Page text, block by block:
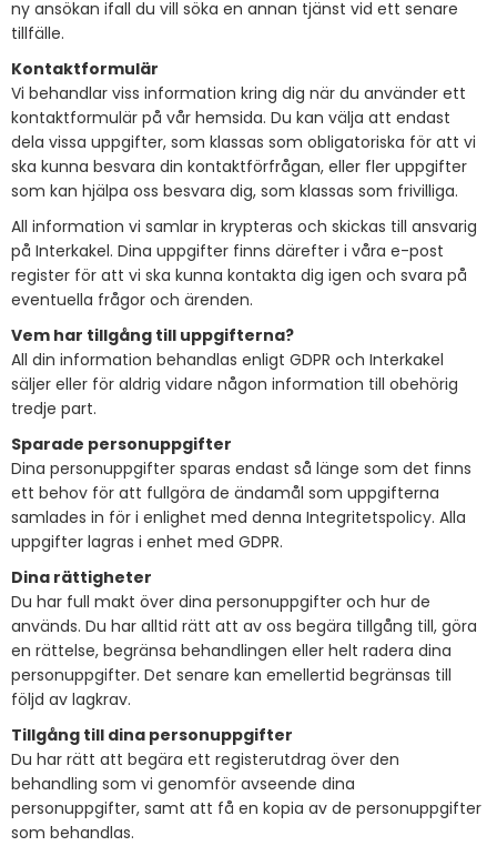
ny ansökan ifall du vill söka en annan tjänst vid ett senare
tillfälle.
Kontaktformulär
Vi behandlar viss information kring dig när du använder ett
kontaktformulär på vår hemsida. Du kan välja att endast
dela vissa uppgifter, som klassas som obligatoriska för att vi
ska kunna besvara din kontaktförfrågan, eller fler uppgifter
som kan hjälpa oss besvara dig, som klassas som frivilliga.
All information vi samlar in krypteras och skickas till ansvarig
på Interkakel. Dina uppgifter finns därefter i våra e-post
register för att vi ska kunna kontakta dig igen och svara på
eventuella frågor och ärenden.
Vem har tillgång till uppgifterna?
All din information behandlas enligt GDPR och Interkakel
säljer eller för aldrig vidare någon information till obehörig
tredje part.
Sparade personuppgifter
Dina personuppgifter sparas endast så länge som det finns
ett behov för att fullgöra de ändamål som uppgifterna
samlades in för i enlighet med denna Integritetspolicy. Alla
uppgifter lagras i enhet med GDPR.
Dina rättigheter
Du har full makt över dina personuppgifter och hur de
används. Du har alltid rätt att av oss begära tillgång till, göra
en rättelse, begränsa behandlingen eller helt radera dina
personuppgifter. Det senare kan emellertid begränsas till
följd av lagkrav.
Tillgång till dina personuppgifter
Du har rätt att begära ett registerutdrag över den
behandling som vi genomför avseende dina
personuppgifter, samt att få en kopia av de personuppgifter
som behandlas.